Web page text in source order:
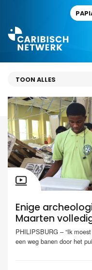
Enige
Maarten
PHILIPSBURG – “Ik
een weg banen door het